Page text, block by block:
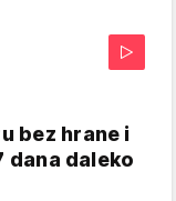
bez hrane i
dana daleko